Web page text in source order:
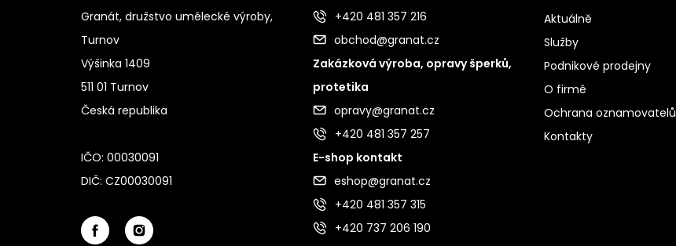
Granát, družstvo umělecké výroby,
Turnov
Výšinka 1409
511 01 Turnov
Česká republika
IČO: 00030091
DIČ: CZ00030091
+420 481 357 216
obchod@granat.cz
Zakázková výroba, opravy šperků,
protetika
opravy@granat.cz
+420 481 357 257
E-shop kontakt
eshop@granat.cz
+420 481 357 315
+420 737 206 190
Aktuálně
Služby
Podnikové prodejny
O firmě
Ochrana oznamovatelů
Kontakty